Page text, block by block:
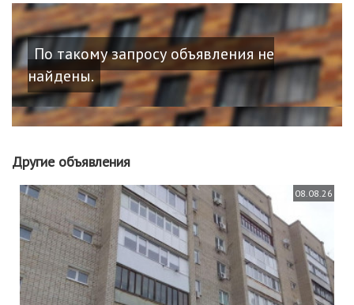
По такому запросу объявления не
найдены.
Другие объявления
08.08.26